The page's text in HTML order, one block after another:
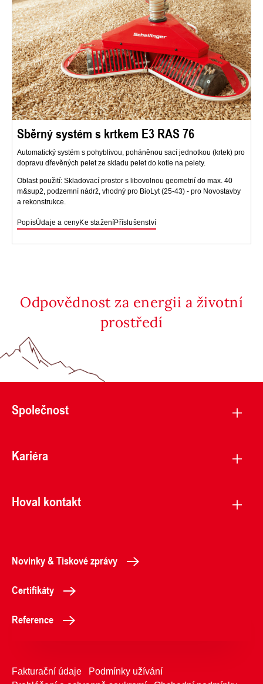
Sběrný systém s krtkem E3 RAS 76
Automatický systém s pohyblivou, poháněnou sací jednotkou (krtek) pro
dopravu dřevěných pelet ze skladu pelet do kotle na pelety.
Oblast použití: Skladovací prostor s libovolnou geometrií do max. 40
m&sup2, podzemní nádrž, vhodný pro BioLyt (25-43) - pro Novostavby
a rekonstrukce.
PopisÚdaje a cenyKe staženíPříslušenství
Odpovědnost za energii a životní
prostředí
Společnost
Kariéra
Hoval kontakt
Novinky & Tiskové zprávy
Certifikáty
Reference
Fakturační údaje
Podmínky užívání